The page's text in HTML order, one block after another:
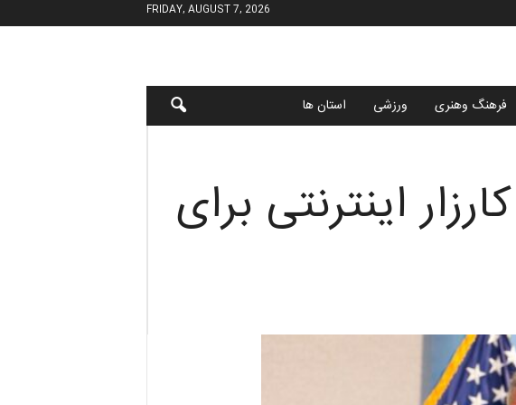
FRIDAY, AUGUST 7, 2026
فرهنگ وهنری ورزشی استان ها
اینترنتی برای